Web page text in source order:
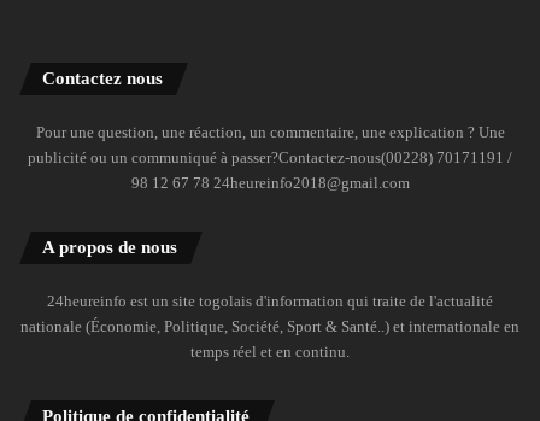
Contactez nous
Pour une question, une réaction, un commentaire, une explication ? Une
publicité ou un communiqué à passer?Contactez-nous(00228) 70171191 /
98 12 67 78 24heureinfo2018@gmail.com
A propos de nous
24heureinfo est un site togolais d'information qui traite de l'actualité
nationale (Économie, Politique, Société, Sport & Santé..) et internationale en
temps réel et en continu.
Politique de confidentialité